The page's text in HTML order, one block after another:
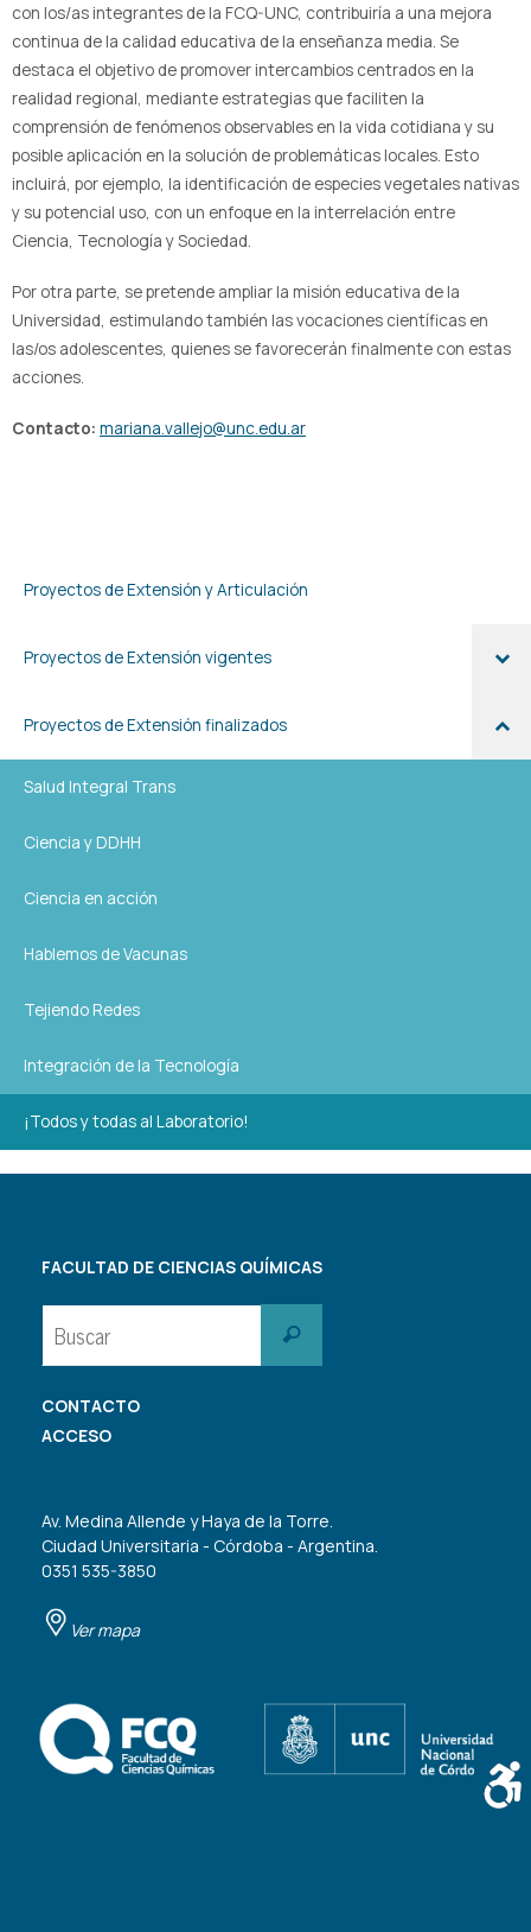
con los/as integrantes de la FCQ-UNC, contribuiría a una mejora
continua de la calidad educativa de la enseñanza media. Se
destaca el objetivo de promover intercambios centrados en la
realidad regional, mediante estrategias que faciliten la
comprensión de fenómenos observables en la vida cotidiana y su
posible aplicación en la solución de problemáticas locales. Esto
incluirá, por ejemplo, la identificación de especies vegetales nativas
y su potencial uso, con un enfoque en la interrelación entre
Ciencia, Tecnología y Sociedad.
Por otra parte, se pretende ampliar la misión educativa de la
Universidad, estimulando también las vocaciones científicas en
las/os adolescentes, quienes se favorecerán finalmente con estas
acciones.
Contacto: mariana.vallejo@unc.edu.ar
Proyectos de Extensión y Articulación
Proyectos de Extensión vigentes
Proyectos de Extensión finalizados
Salud Integral Trans
Ciencia y DDHH
Ciencia en acción
Hablemos de Vacunas
Tejiendo Redes
Integración de la Tecnología
¡Todos y todas al Laboratorio!
FACULTAD DE CIENCIAS QUÍMICAS
Buscar
CONTACTO
ACCESO
Av. Medina Allende y Haya de la Torre.
Ciudad Universitaria - Córdoba - Argentina.
0351 535-3850
Ver mapa